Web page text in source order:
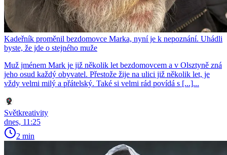
Kadeřník proměnil bezdomovce Marka, nyní je k nepoznání. Uhádli
byste, že jde o stejného muže
Muž jménem Mark je již několik let bezdomovcem a v Olsztyně zná
jeho osud každý obyvatel. Přestože žije na ulici již několik let, je
vždy velmi milý a přátelský. Také si velmi rád povídá s [...]...
Světkreativity
dnes, 11:25
2 min